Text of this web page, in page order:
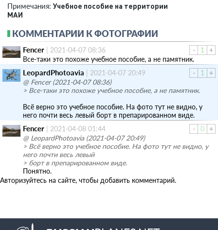
Примечания: Учебное пособие на территории
МАИ
КОММЕНТАРИИ К ФОТОГРАФИИ
- 1 +
Fencer | 2021-04-07 08:36
Все-таки это похоже учебное пособие, а не памятник.
-
1 +
LeopardPhotoavia | 2021-04-07 20:49
@ Fencer (2021-04-07 08:36)
> Все-таки это похоже учебное пособие, а не памятник.
Всё верно это учебное пособие. На фото тут не видно, у
него почти весь левый борт в препарированном виде.
-
0 +
Fencer | 2021-04-08 01:44
@ LeopardPhotoavia (2021-04-07 20:49)
> Всё верно это учебное пособие. На фото тут не видно, у
него почти весь левый
> борт в препарированном виде.
Понятно.
Авторизуйтесь на сайте, чтобы добавить комментарий.